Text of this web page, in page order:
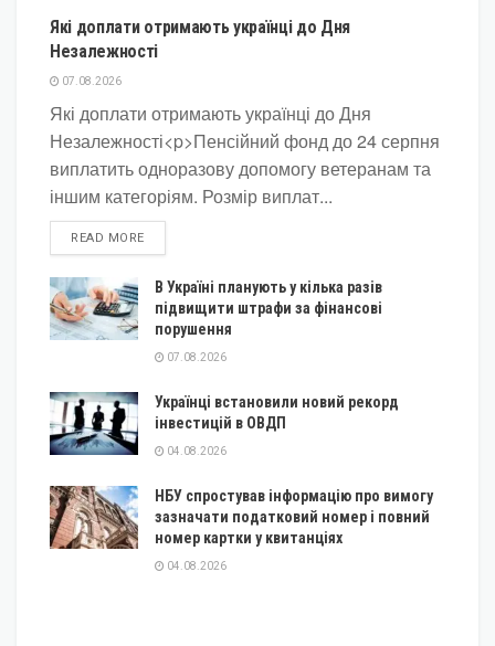
Які доплати отримають українці до Дня
Незалежності
07.08.2026
Які доплати отримають українці до Дня
Незалежності<p>Пенсійний фонд до 24 серпня
виплатить одноразову допомогу ветеранам та
іншим категоріям. Розмір виплат...
READ MOREDETAILS
В Україні планують у кілька разів
підвищити штрафи за фінансові
порушення
07.08.2026
Українці встановили новий рекорд
інвестицій в ОВДП
04.08.2026
НБУ спростував інформацію про вимогу
зазначати податковий номер і повний
номер картки у квитанціях
04.08.2026